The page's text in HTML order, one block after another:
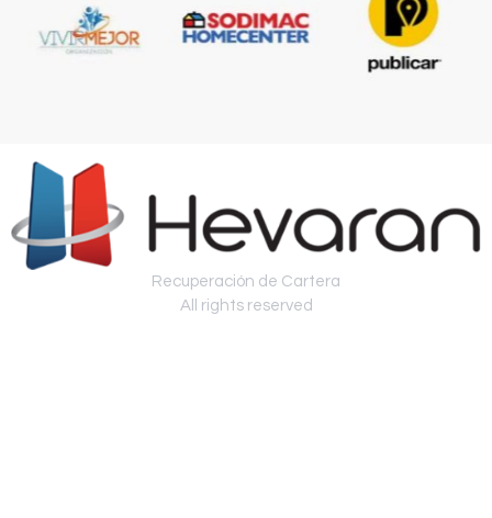
Recuperación de Cartera
All rights reserved